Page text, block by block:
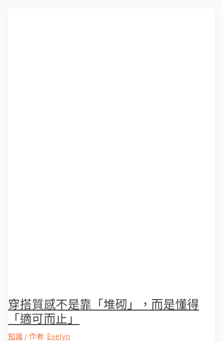
穿搭質感不是靠「堆砌」，而是懂得
「適可而止」
知識 / 作者: Evelyn